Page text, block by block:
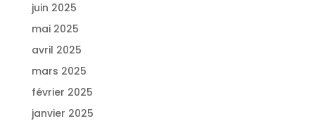
juin 2025
mai 2025
avril 2025
mars 2025
février 2025
janvier 2025